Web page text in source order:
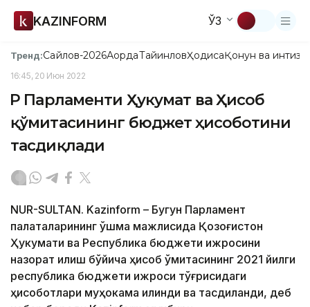
KAZINFORM ЎЗ
Тренд:Сайлов-2026АқордаТайинловҲодисаҚонун ва
16:45, 20 Июн 2022
ҚР Парламенти Ҳукумат ва Ҳисоб
қўмитасининг бюджет ҳисоботини
тасдиқлади
NUR-SULTAN. Kazinform – Бугун Парламент
палаталарининг қўшма мажлисида Қозоғистон
Ҳукумати ва Республика бюджети ижросини
назорат қилиш бўйича ҳисоб қўмитасининг 2021 йилги
республика бюджети ижроси тўғрисидаги
ҳисоботлари муҳокама қилинди ва тасдиқланди, деб